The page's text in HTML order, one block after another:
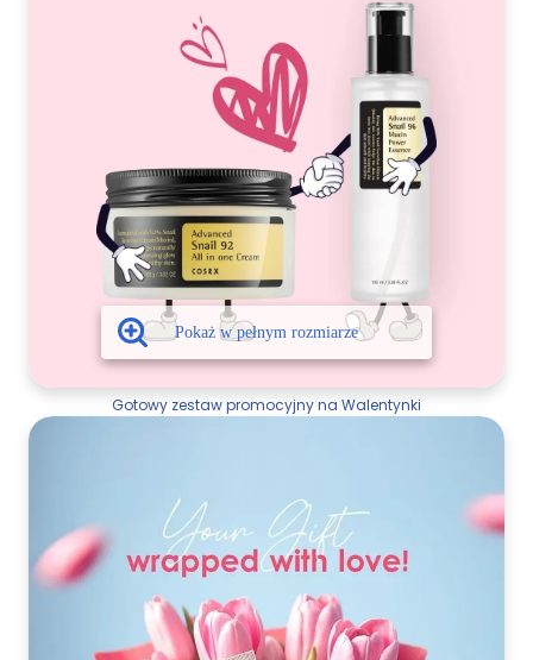
Gotowy zestaw promocyjny na Walentynki